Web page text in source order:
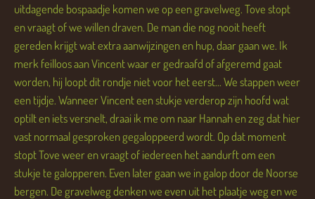
uitdagende bospaadje komen we op een gravelweg. Tove stopt
en vraagt of we willen draven. De man die nog nooit heeft
gereden krijgt wat extra aanwijzingen en hup, daar gaan we. Ik
merk feilloos aan Vincent waar er gedraafd of afgeremd gaat
worden, hij loopt dit rondje niet voor het eerst... We stappen weer
een tijdje. Wanneer Vincent een stukje verderop zijn hoofd wat
optilt en iets versnelt, draai ik me om naar Hannah en zeg dat hier
vast normaal gesproken gegaloppeerd wordt. Op dat moment
stopt Tove weer en vraagt of iedereen het aandurft om een
stukje te galopperen. Even later gaan we in galop door de Noorse
bergen. De gravelweg denken we even uit het plaatje weg en we